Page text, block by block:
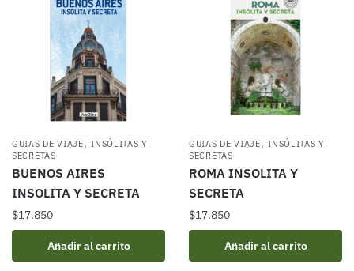
GUIAS DE VIAJE,INSÓLITAS Y
SECRETAS
BUENOS AIRES
INSOLITA Y SECRETA
$17.850
Añadir al carrito
GUIAS DE VIAJE,INSÓLITAS Y
SECRETAS
ROMA INSOLITA Y
SECRETA
$17.850
Añadir al carrito